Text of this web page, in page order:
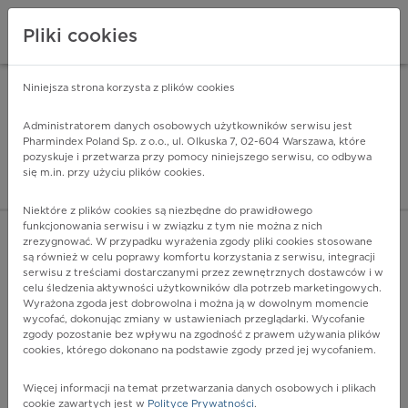
Pharmindex - lider
ZALOGUJ SIĘ
POKAŻ FILTRY
Pharmindex
Pliki cookies
Niniejsza strona korzysta z plików cookies
Administratorem danych osobowych użytkowników serwisu jest
Pharmindex Poland Sp. z o.o., ul. Olkuska 7, 02-604 Warszawa, które
pozyskuje i przetwarza przy pomocy niniejszego serwisu, co odbywa
się m.in. przy użyciu plików cookies.
Niektóre z plików cookies są niezbędne do prawidłowego
funkcjonowania serwisu i w związku z tym nie można z nich
zrezygnować. W przypadku wyrażenia zgody pliki cookies stosowane
są również w celu poprawy komfortu korzystania z serwisu, integracji
serwisu z treściami dostarczanymi przez zewnętrznych dostawców i w
celu śledzenia aktywności użytkowników dla potrzeb marketingowych.
Wyrażona zgoda jest dobrowolna i można ją w dowolnym momencie
wycofać, dokonując zmiany w ustawieniach przeglądarki. Wycofanie
zgody pozostanie bez wpływu na zgodność z prawem używania plików
cookies, którego dokonano na podstawie zgody przed jej wycofaniem.
Więcej informacji na temat przetwarzania danych osobowych i plikach
cookie zawartych jest w Polityce Prywatności.
ZA DARMO - w Google Play INSTALUJ